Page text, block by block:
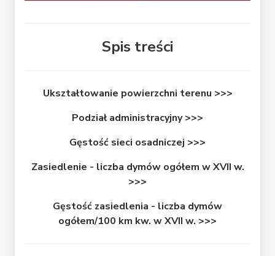
Spis treści
Ukształtowanie powierzchni terenu >>>
Podział administracyjny >>>
Gęstość sieci osadniczej >>>
Zasiedlenie - liczba dymów ogółem w XVII w.
>>>
Gęstość zasiedlenia - liczba dymów
ogółem/100 km kw. w XVII w. >>>